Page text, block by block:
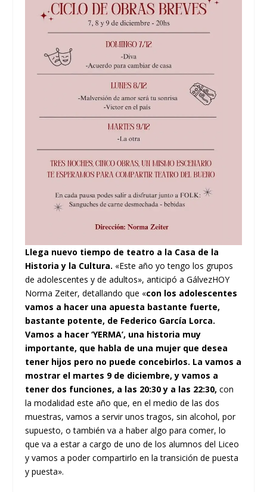
Llega nuevo tiempo de teatro a la Casa de la
Historia y la Cultura. «Este año yo tengo los grupos
de adolescentes y de adultos», anticipó a GálvezHOY
Norma Zeiter, detallando que «con los adolescentes
vamos a hacer una apuesta bastante fuerte,
bastante potente, de Federico García Lorca.
Vamos a hacer ‘YERMA’, una historia muy
importante, que habla de una mujer que desea
tener hijos pero no puede concebirlos. La vamos a
mostrar el martes 9 de diciembre, y vamos a
tener dos funciones, a las 20:30 y a las 22:30, con
la modalidad este año que, en el medio de las dos
muestras, vamos a servir unos tragos, sin alcohol, por
supuesto, o también va a haber algo para comer, lo
que va a estar a cargo de uno de los alumnos del Liceo
y vamos a poder compartirlo en la transición de puesta
y puesta».